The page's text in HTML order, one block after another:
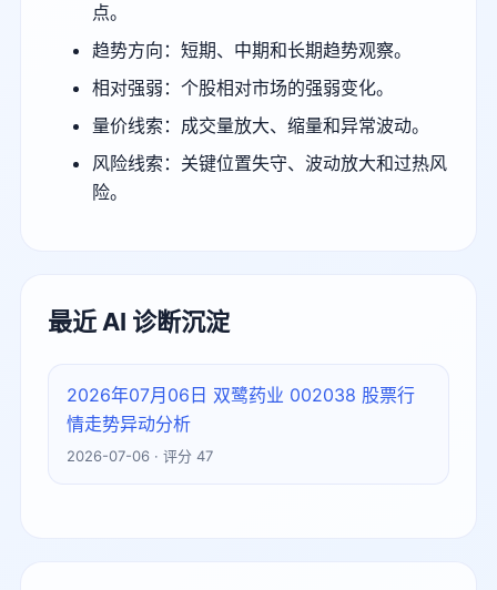
点。
趋势方向：短期、中期和长期趋势观察。
相对强弱：个股相对市场的强弱变化。
量价线索：成交量放大、缩量和异常波动。
风险线索：关键位置失守、波动放大和过热风
险。
最近 AI 诊断沉淀
2026年07月06日 双鹭药业 002038 股票行
情走势异动分析
2026-07-06 · 评分 47